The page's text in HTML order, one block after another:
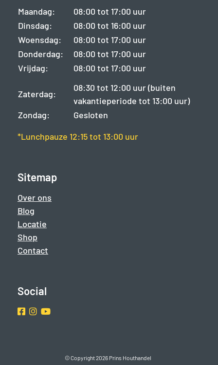
Maandag:
08:00 tot 17:00 uur
Dinsdag:
08:00 tot 16:00 uur
Woensdag:
08:00 tot 17:00 uur
Donderdag:
08:00 tot 17:00 uur
Vrijdag:
08:00 tot 17:00 uur
Zaterdag:
08:30 tot 12:00 uur (buiten
vakantieperiode tot 13:00 uur)
Zondag:
Gesloten
*Lunchpauze 12:15 tot 13:00 uur
Sitemap
Over ons
Blog
Locatie
Shop
Contact
Social
Facebook
Instragram
Youtube
© Copyright 2026 Prins Houthandel